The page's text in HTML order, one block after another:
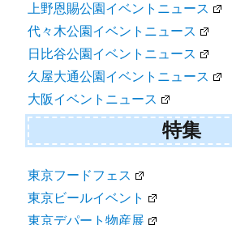
上野恩賜公園イベントニュース
代々木公園イベントニュース
日比谷公園イベントニュース
久屋大通公園イベントニュース
大阪イベントニュース
特集
東京フードフェス
東京ビールイベント
東京デパート物産展